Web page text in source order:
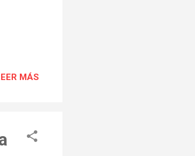
MÁS